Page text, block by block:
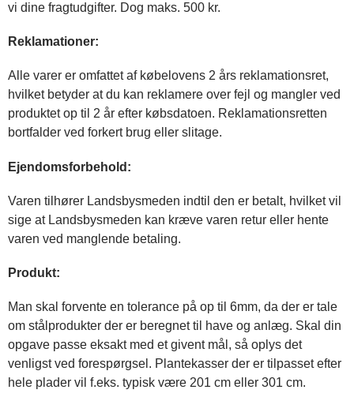
vi dine fragtudgifter. Dog maks. 500 kr.
Reklamationer:
Alle varer er omfattet af købelovens 2 års reklamationsret,
hvilket betyder at du kan reklamere over fejl og mangler ved
produktet op til 2 år efter købsdatoen. Reklamationsretten
bortfalder ved forkert brug eller slitage.
Ejendomsforbehold:
Varen tilhører Landsbysmeden indtil den er betalt, hvilket vil
sige at Landsbysmeden kan kræve varen retur eller hente
varen ved manglende betaling.
Produkt:
Man skal forvente en tolerance på op til 6mm, da der er tale
om stålprodukter der er beregnet til have og anlæg. Skal din
opgave passe eksakt med et givent mål, så oplys det
venligst ved forespørgsel. Plantekasser der er tilpasset efter
hele plader vil f.eks. typisk være 201 cm eller 301 cm.